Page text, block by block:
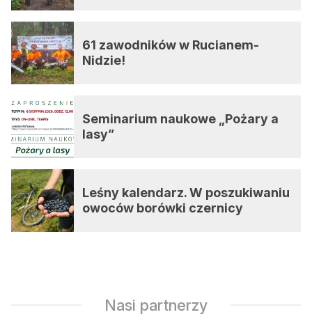
61 zawodników w Rucianem-
Nidzie!
Seminarium naukowe „Pożary a
lasy”
Leśny kalendarz. W poszukiwaniu
owoców borówki czernicy
Nasi partnerzy